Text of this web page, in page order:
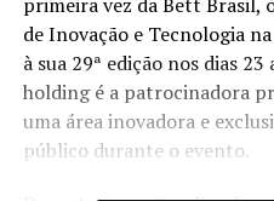
de Inovação e Tecnologia
à sua 29ª edição nos dias
holding é a patrocinadora
uma área inovadora e
público durante o evento.